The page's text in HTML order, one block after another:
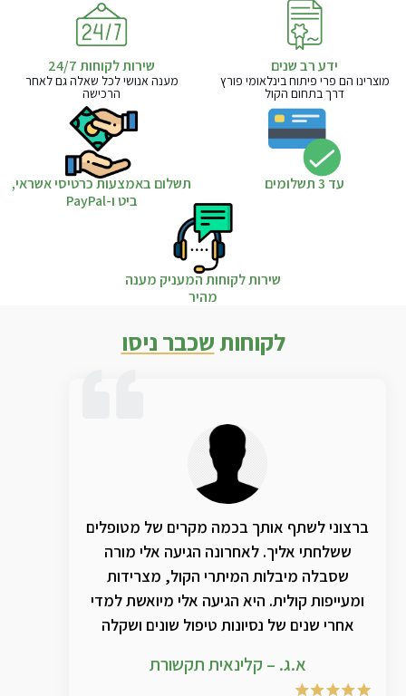
ידע רב שנים
מוצרינו הם פרי פיתוח בינלאומי פורץ
דרך בתחום הקול
שירות לקוחות 24/7
מענה אנושי לכל שאלה גם לאחר
הרכישה
עד 3 תשלומים
תשלום באמצעות כרטיסי אשראי,
ביט ו-PayPal
שירות לקוחות המעניק מענה
מהיר
לקוחותשכבר ניסו
ברצוני לשתף אותך בכמה מקרים של מטופלים
ששלחתי אליך. לאחרונה הגיעה אלי מורה
שסבלה מיבלות המיתרי הקול, מצרידות
ומעייפות קולית. היא הגיעה אלי מיואשת למדי
אחרי שנים של נסיונות טיפול שונים ושקלה
לאיבוד קול וגם במצבים ה"טובים" שלה קולה
א.ג. – קלינאית תקשורת